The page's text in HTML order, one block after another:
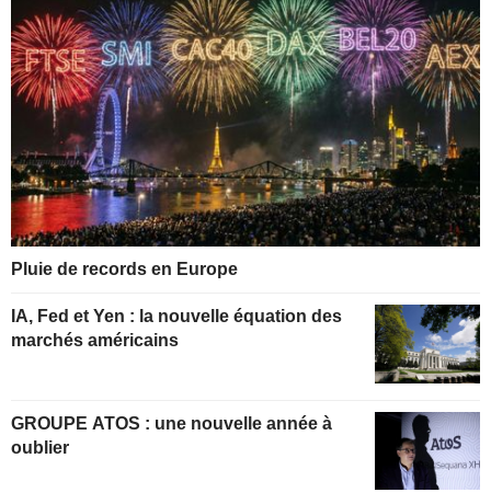
Pluie de records en Europe
IA, Fed et Yen : la nouvelle équation des
marchés américains
GROUPE ATOS : une nouvelle année à
oublier